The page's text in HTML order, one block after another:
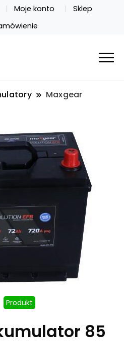
Moje konto
Sklep
Maxgear
Produkt
85